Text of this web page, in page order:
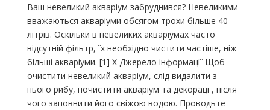
Ваш невеликий акваріум забруднився? Невеликими
вважаються акваріуми обсягом трохи більше 40
літрів. Оскільки в невеликих акваріумах часто
відсутній фільтр, їх необхідно чистити частіше, ніж
більші акваріуми. [1] X Джерело інформації Щоб
очистити невеликий акваріум, слід видалити з
нього рибу, почистити акваріум та декорації, після
чого заповнити його свіжою водою. Проводьте